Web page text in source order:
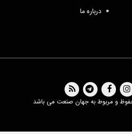
درباره ما
و مربوط به جهان صنعت می باشد